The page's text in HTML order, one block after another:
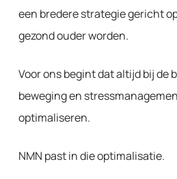
een bredere strategie gericht
gezond ouder worden.
Voor ons begint dat altijd bij de
beweging en
optimaliseren.
NMN past in die optimalisatie.